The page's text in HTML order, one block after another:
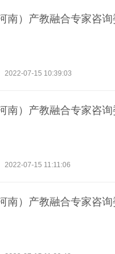
南）产教融合专家咨
2022-07-15 10:39:03
南）产教融合专家咨
2022-07-15 11:11:06
南）产教融合专家咨